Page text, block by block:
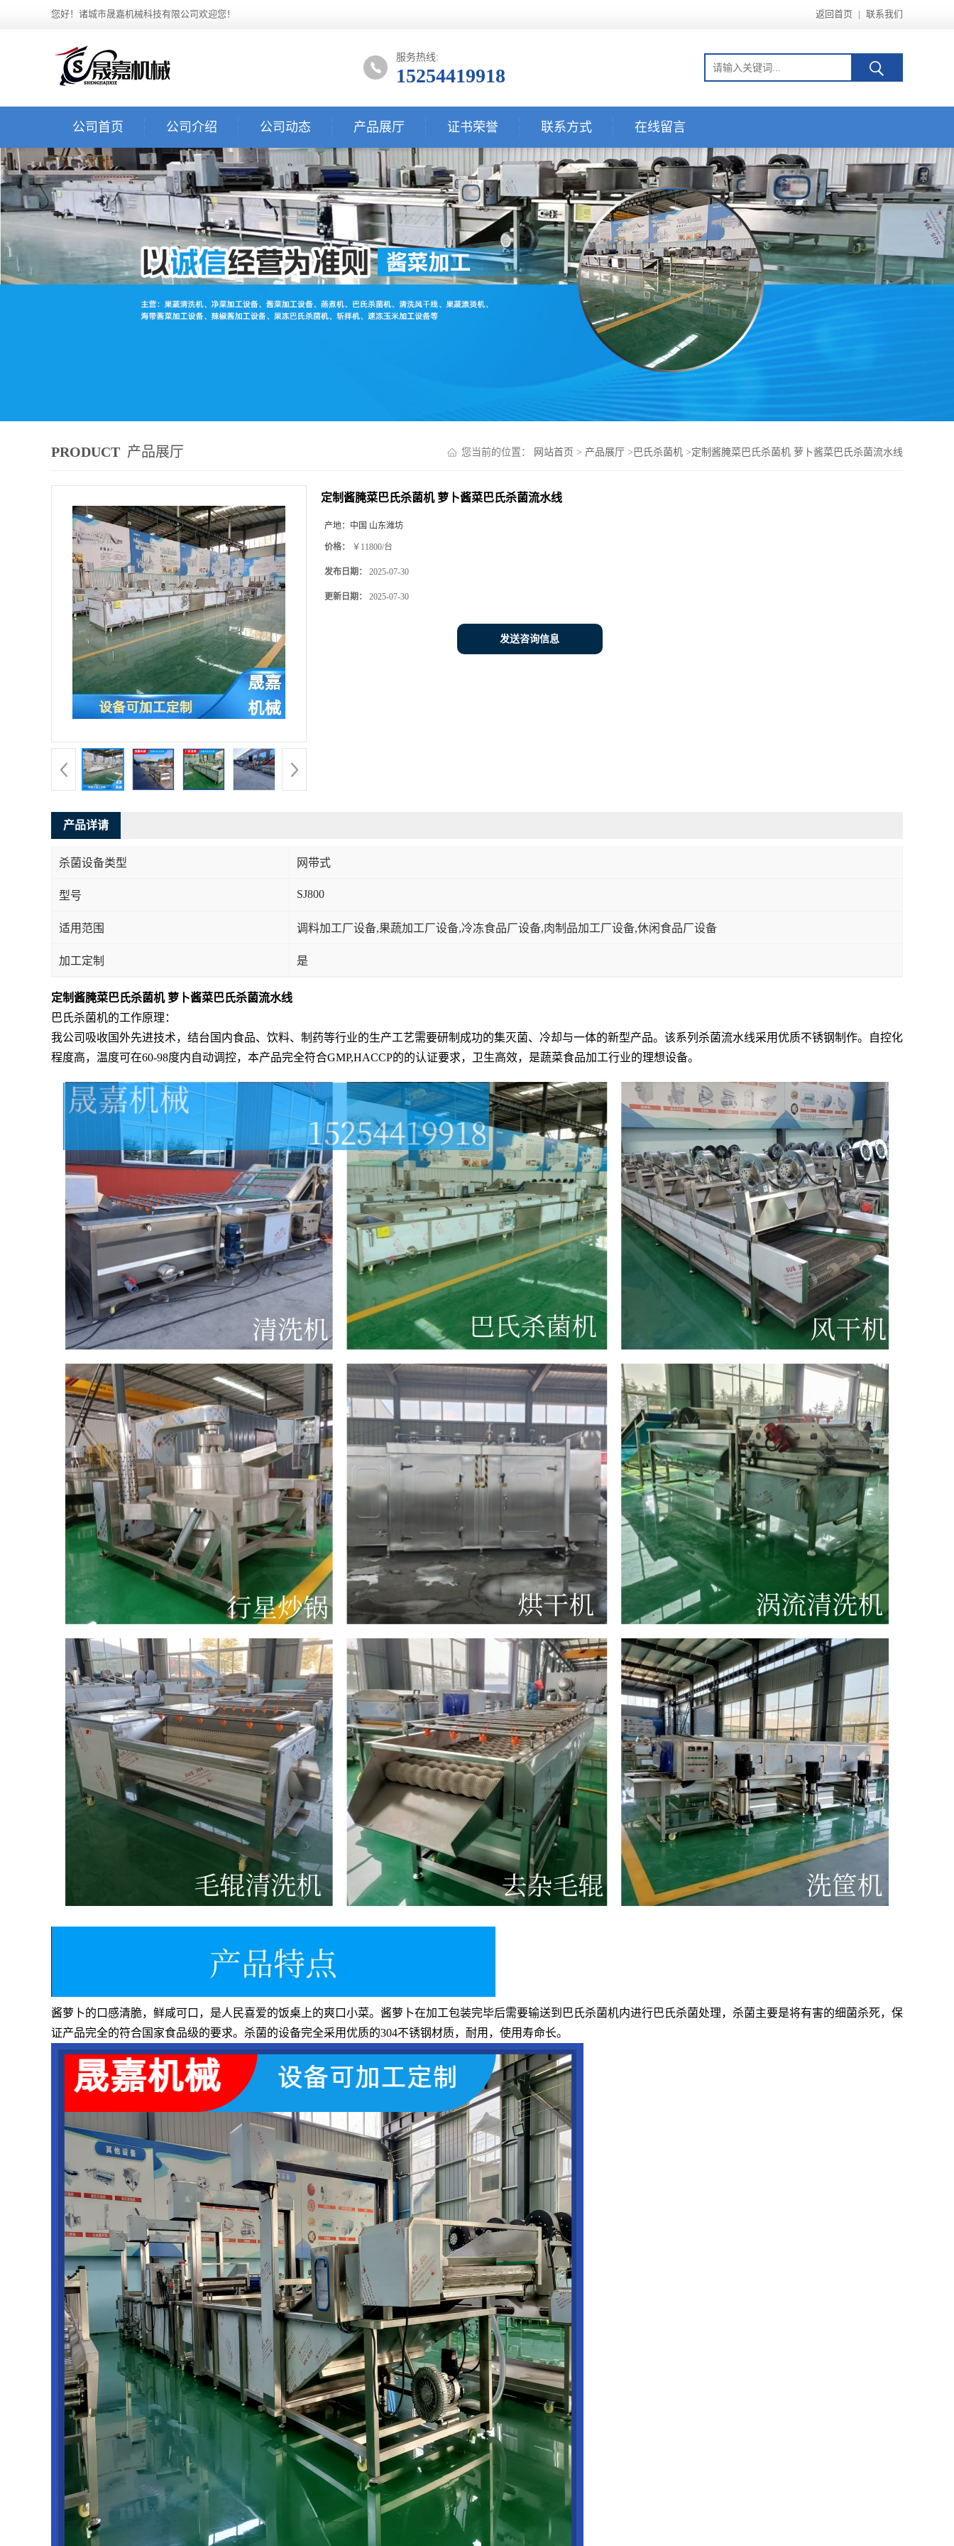
您好！诸城市晟嘉机械科技有限公司欢迎您！ 返回首页 | 联系我们
服务热线:
15254419918
公司首页 公司介绍 公司动态 产品展厅 证书荣誉 联系方式 在线留言
PRODUCT 产品展厅 您当前的位置： 网站首页 > 产品展厅 > 巴氏杀菌机 >定制酱腌菜巴氏杀菌机 萝卜酱菜巴氏杀菌流水线
定制酱腌菜巴氏杀菌机 萝卜酱菜巴氏杀菌流水线
产地： 中国 山东潍坊
价格： ￥11800/台
发布日期： 2025-07-30
更新日期： 2025-07-30
发送咨询信息
产品详请
杀菌设备类型 网带式
型号 SJ800
适用范围 调料加工厂设备,果蔬加工厂设备,冷冻食品厂设备,肉制品加工厂设备,休闲食品厂设备
加工定制 是
定制酱腌菜巴氏杀菌机 萝卜酱菜巴氏杀菌流水线
巴氏杀菌机的工作原理：
我公司吸收国外先进技术，结台国内食品、饮料、制药等行业的生产工艺需要研制成功的集灭菌、冷却与一体的新型产品。该系列杀菌流水线采用优质不锈钢制作。自控化
程度高，温度可在60-98度内自动调控，本产品完全符合GMP,HACCP的的认证要求，卫生高效，是蔬菜食品加工行业的理想设备。
酱萝卜的口感清脆，鲜咸可口，是人民喜爱的饭桌上的爽口小菜。酱萝卜在加工包装完毕后需要输送到巴氏杀菌机内进行巴氏杀菌处理，杀菌主要是将有害的细菌杀死，保
证产品完全的符合国家食品级的要求。杀菌的设备完全采用优质的304不锈钢材质，耐用，使用寿命长。